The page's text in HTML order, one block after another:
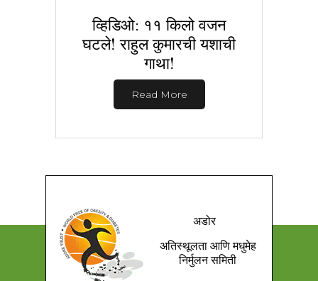
व्हिडिओ: ११ किलो वजन
घटले! राहुल कुमारची यशाची
गाथा!
Read More
अडोर
अतिस्थूलता आणि मधुमेह
निर्मुलन समिती